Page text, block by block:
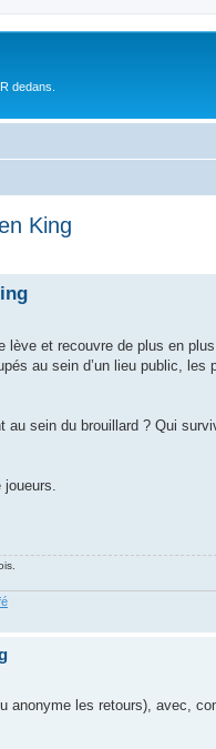
dedans.
King
et recouvre de plus en
au sein d’un lieu public, les
sein du brouillard ? Qui
anonyme les retours), avec,